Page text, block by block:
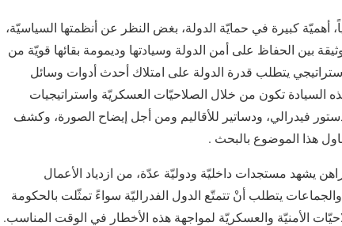
أهميّة كبيرة في حمايّة الدولة، بغض النظر عن أنظمتها السياسيّة،
بين الحفاظ على أمن الدولة وسيادتها وديمومة بقائها قويّة من
يتطلب قدرة الدولة على امتلاك أحدث أدوات وسائل
السيادة تكون من خلال الصلاحيّات العسكريّة واستراتيجيات
فيدرالي، ودساتير للأقاليم ومن أجل إيضاح الصورة، وكشف
هذا الموضوع بالبحث .
يشهد مستجدات داخليّة ودوليّة عدّة، من ازدياد الأعمال
يتطلب أنْ تتمتّع الدول الفدراليّة سواءً تمثّلت بالحكومة
الأمنيّة والعسكريّة لمواجهة هذه الأخطار في الوقت المناسب.